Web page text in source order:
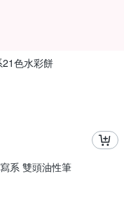
色水彩餅
系 雙頭油性筆